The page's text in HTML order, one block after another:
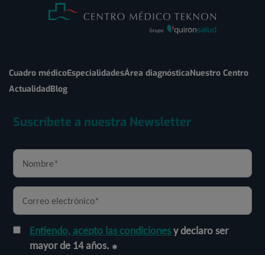
Cuadro médicoEspecialidadesÁrea diagnósticaNuestro Centro
ActualidadBlog
Suscríbete a nuestra Newsletter
Entiendo, acepto las condicionesy declaro ser
mayor de 14 años.